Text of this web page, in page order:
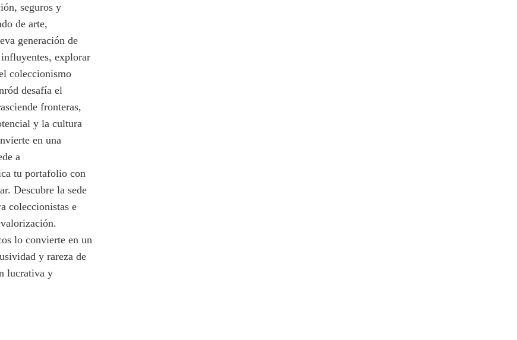
seguros y
de arte,
generación de
explorar
coleccionismo
desafía el
fronteras,
y la cultura
en una
a
tu portafolio con
Descubre la sede
coleccionistas e
lo convierte en un
y rareza de
lucrativa y